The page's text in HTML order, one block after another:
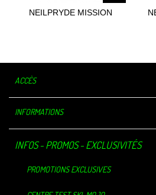
NEILPRYDE MISSION
ACCÈS
INFORMATIONS
INFOS - PROMOS - EXCLUSIVITÉS
PROMOTIONS EXCLUSIVES